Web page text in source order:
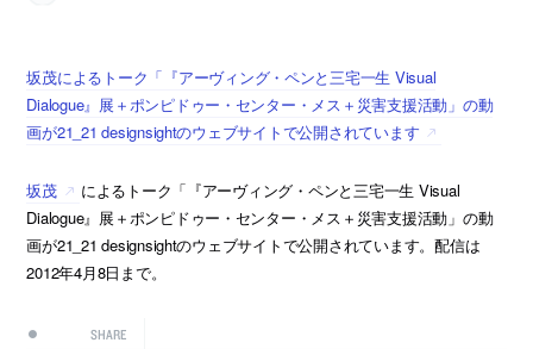
坂茂によるトーク「『アーヴィング・ペンと三宅一生 Visual
Dialogue』展＋ポンピドゥー・センター・メス＋災害支援活動」の動
画が21_21 designsightのウェブサイトで公開されています
坂茂
によるトーク「『アーヴィング・ペンと三宅一生 Visual
Dialogue』展＋ポンピドゥー・センター・メス＋災害支援活動」の動
画が21_21 designsightのウェブサイトで公開されています。配信は
2012年4月8日まで。
SHARE